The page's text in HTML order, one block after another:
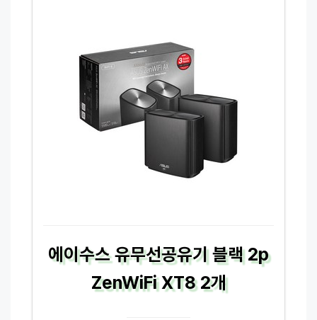
에이수스 유무선공유기 블랙 2p
ZenWiFi XT8 2개